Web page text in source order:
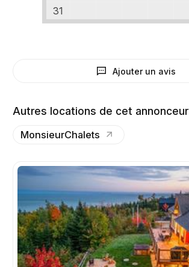
31
Ajouter un avis
Autres locations de cet annonceur
MonsieurChalets